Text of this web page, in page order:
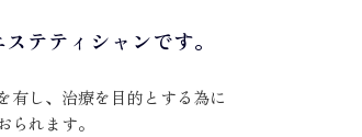
ステティシャンです。
有し、治療を目的とする為に
れます。